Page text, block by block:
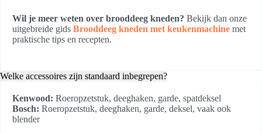
Wil je meer weten over brooddeeg kneden? Bekijk dan onze
uitgebreide gids Brooddeeg kneden met keukenmachine met
praktische tips en recepten.
Welke accessoires zijn standaard inbegrepen?
Kenwood: Roeropzetstuk, deeghaken, garde, spatdeksel
Bosch: Roeropzetstuk, deeghaken, garde, deksel, vaak ook
blender